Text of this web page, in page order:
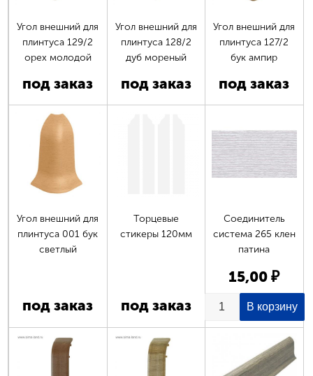
Угол внешний для
плинтуса 129/2
орех молодой
под заказ
Угол внешний для
плинтуса 128/2
дуб мореный
под заказ
Угол внешний для
плинтуса 127/2
бук ампир
под заказ
Угол внешний для
плинтуса 001 бук
светлый
под заказ
Торцевые
стикеры 120мм
под заказ
Соединитель
система 265 клен
патина
15,00 ₽
Страницы